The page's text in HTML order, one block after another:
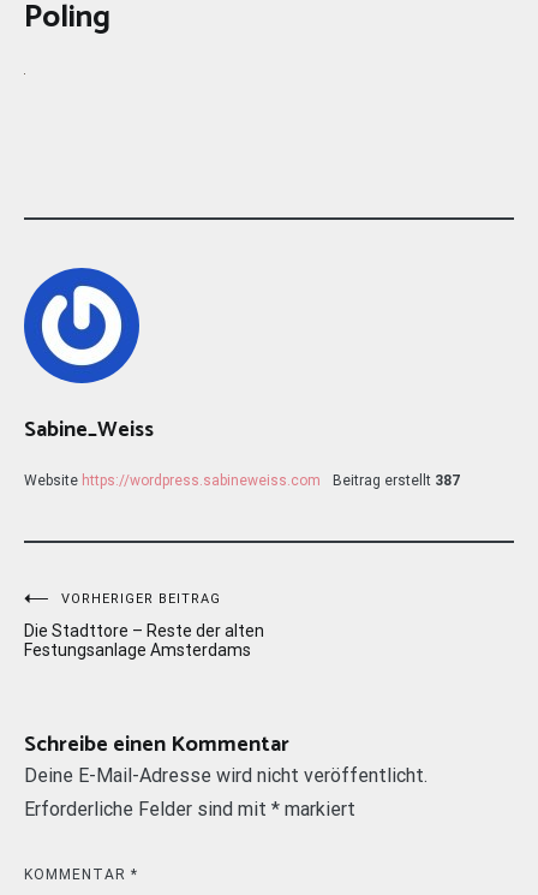
Poling
Sabine_Weiss
Website https://wordpress.sabineweiss.com Beitrag erstellt 387
Beitragsnavigation
VORHERIGER BEITRAG
Die Stadttore – Reste der alten
Festungsanlage Amsterdams
Schreibe einen Kommentar
Deine E-Mail-Adresse wird nicht veröffentlicht.
Erforderliche Felder sind mit * markiert
KOMMENTAR *